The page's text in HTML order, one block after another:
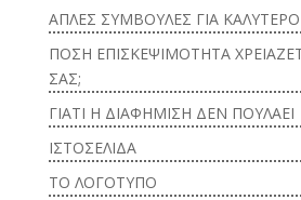
ΑΠΛΕΣ ΣΥΜΒΟΥΛΕΣ ΓΙΑ ΚΑΛΥΤΕΡΟ
ΠΟΣΗ ΕΠΙΣΚΕΨΙΜΟΤΗΤΑ
ΣΑΣ;
ΓΙΑΤΙ Η ΔΙΑΦΗΜΙΣΗ ΔΕΝ ΠΟΥΛΑΕΙ
ΙΣΤΟΣΕΛΙΔΑ
ΤΟ ΛΟΓΟΤΥΠΟ